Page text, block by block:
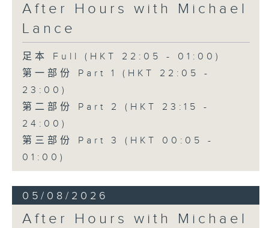
After Hours with Michael
Lance
足本 Full (HKT 22:05 - 01:00)
第一部份 Part 1 (HKT 22:05 -
23:00)
第二部份 Part 2 (HKT 23:15 -
24:00)
第三部份 Part 3 (HKT 00:05 -
01:00)
05/08/2026
After Hours with Michael